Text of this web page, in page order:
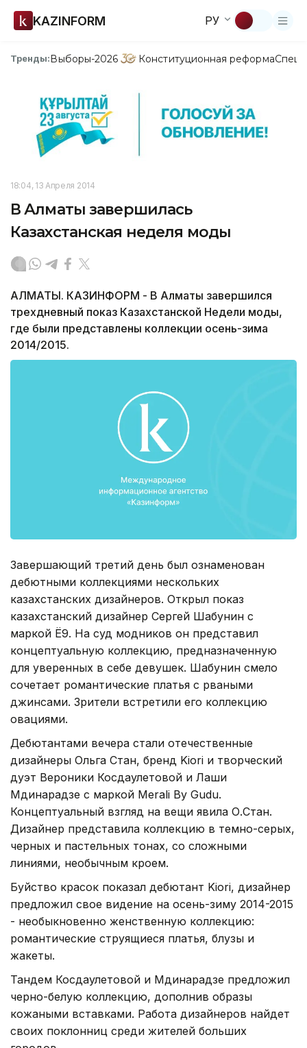
KAZINFORM РУ
Тренды:Выборы-2026 Конституционная реформа
18:04, 13 Апреля 2014
В Алматы завершилась
Казахстанская неделя моды
АЛМАТЫ. КАЗИНФОРМ - В Алматы завершился
трехдневный показ Казахстанской Недели моды,
где были представлены коллекции осень-зима
2014/2015.
Завершающий третий день был ознаменован
дебютными коллекциями нескольких
казахстанских дизайнеров. Открыл показ
казахстанский дизайнер Сергей Шабунин с
маркой Ё9. На суд модников он представил
концептуальную коллекцию, предназначенную
для уверенных в себе девушек. Шабунин смело
сочетает романтические платья с рваными
джинсами. Зрители встретили его коллекцию
овациями.
Дебютантами вечера стали отечественные
дизайнеры Ольга Стан, бренд Kiori и творческий
дуэт Вероники Косдаулетовой и Лаши
Мдинарадзе с маркой Merali By Gudu.
Концептуальный взгляд на вещи явила О.Стан.
Дизайнер представила коллекцию в темно-серых,
черных и пастельных тонах, со сложными
линиями, необычным кроем.
Буйство красок показал дебютант Kiori, дизайнер
предложил свое видение на осень-зиму 2014-2015
- необыкновенно женственную коллекцию:
романтические струящиеся платья, блузы и
жакеты.
Тандем Косдаулетовой и Мдинарадзе предложил
черно-белую коллекцию, дополнив образы
кожаными вставками. Работа дизайнеров найдет
своих поклонниц среди жителей больших